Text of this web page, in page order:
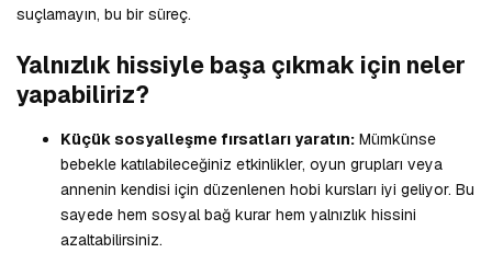
suçlamayın, bu bir süreç.
Yalnızlık hissiyle başa çıkmak için neler
yapabiliriz?
Küçük sosyalleşme fırsatları yaratın: Mümkünse
bebekle katılabileceğiniz etkinlikler, oyun grupları veya
annenin kendisi için düzenlenen hobi kursları iyi geliyor. Bu
sayede hem sosyal bağ kurar hem yalnızlık hissini
azaltabilirsiniz.